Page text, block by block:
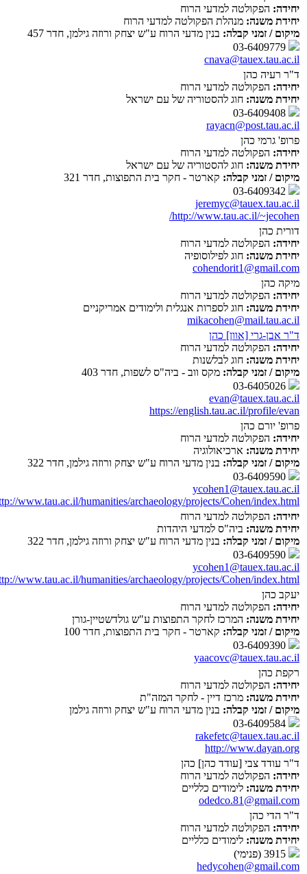
יחידה: הפקולטה למדעי הרוח
יחידת משנה: מנהלת הפקולטה למדעי הרוח
מיקום / זמני קבלה: בנין מדעי הרוח ע"ש יצחק ורוזה גילמן, חדר 457
cnava@tauex.tau.ac.il
ד"ר רעיה כהן
יחידה: הפקולטה למדעי הרוח
יחידת משנה: חוג להסטוריה של עם ישראל
rayacn@post.tau.ac.il
פרופ' גרמי כהן
יחידה: הפקולטה למדעי הרוח
יחידת משנה: חוג להסטוריה של עם ישראל
מיקום / זמני קבלה: קארטר - חקר בית התפוצות, חדר 321
jeremyc@tauex.tau.ac.il
http://www.tau.ac.il/~jecohen/
דורית כהן
יחידה: הפקולטה למדעי הרוח
יחידת משנה: חוג לפילוסופיה
cohendorit1@gmail.com
מיקה כהן
יחידה: הפקולטה למדעי הרוח
יחידת משנה: חוג לספרות אנגלית ולימודים אמריקניים
mikacohen@mail.tau.ac.il
ד"ר אבן-גרי [אוון] כהן
יחידה: הפקולטה למדעי הרוח
יחידת משנה: חוג לבלשנות
מיקום / זמני קבלה: מקס ווב - ביה"ס לשפות, חדר 403
evan@tauex.tau.ac.il
https://english.tau.ac.il/profile/evan
פרופ' יורם כהן
יחידה: הפקולטה למדעי הרוח
יחידת משנה: ארכיאולוגיה
מיקום / זמני קבלה: בנין מדעי הרוח ע"ש יצחק ורוזה גילמן, חדר 322
ycohen1@tauex.tau.ac.il
www.tau.ac.il/humanities/archaeology/projects/Cohen/index.html
יחידה: הפקולטה למדעי הרוח
יחידת משנה: ביה"ס למדעי היהדות
מיקום / זמני קבלה: בנין מדעי הרוח ע"ש יצחק ורוזה גילמן, חדר 322
ycohen1@tauex.tau.ac.il
www.tau.ac.il/humanities/archaeology/projects/Cohen/index.html
יעקב כהן
יחידה: הפקולטה למדעי הרוח
יחידת משנה: המרכז לחקר התפוצות ע"ש גולדשטיין-גורן
מיקום / זמני קבלה: קארטר - חקר בית התפוצות, חדר 100
yaacovc@tauex.tau.ac.il
רקפת כהן
יחידה: הפקולטה למדעי הרוח
יחידת משנה: מרכז דיין - לחקר המזה"ת
מיקום / זמני קבלה: בנין מדעי הרוח ע"ש יצחק ורוזה גילמן
rakefetc@tauex.tau.ac.il
http://www.dayan.org
ד"ר עודד צבי [עודד כהן] כהן
יחידה: הפקולטה למדעי הרוח
יחידת משנה: לימודים כלליים
odedco.81@gmail.com
ד"ר הדי כהן
יחידה: הפקולטה למדעי הרוח
יחידת משנה: לימודים כלליים
hedycohen@gmail.com